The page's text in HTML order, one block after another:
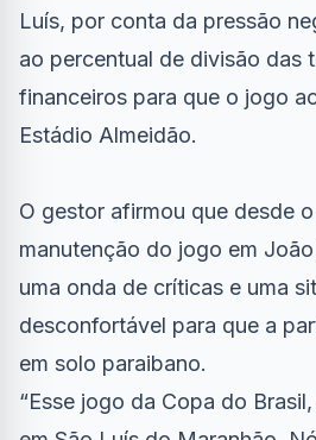
Luís, por conta da pressão
ao percentual de divisão das
financeiros para que o jogo
Estádio Almeidão.
O gestor afirmou que desde
manutenção do jogo em
uma onda de críticas e uma
desconfortável para que a
em solo paraibano.
“Esse jogo da Copa do